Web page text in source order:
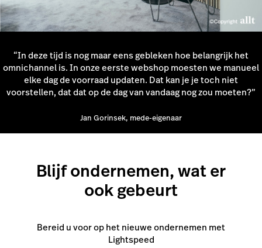
“In deze tijd is nog maar eens gebleken hoe belangrijk het
omnichannel is. In onze eerste webshop moesten we manueel
elke dag de voorraad updaten. Dat kan je je toch niet
voorstellen, dat dat op de dag van vandaag nog zou moeten?”
Jan Gorinsek, mede-eigenaar
Blijf ondernemen, wat er
ook gebeurt
Bereid u voor op het nieuwe ondernemen met
Lightspeed